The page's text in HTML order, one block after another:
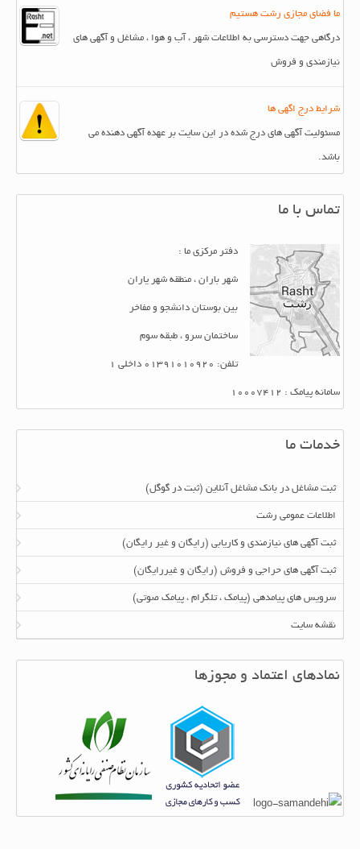
ما فضای مجازی رشت هستیم
درگاهی جهت دسترسی به اطلاعات شهر ، آب و هوا ، مشاغل و آگهی های
نیازمندی و فروش
شرایط درج اگهی ها
مسئولیت آگهی های درج شده در این سایت بر عهده آگهی دهنده می
باشد.
تماس با ما
دفتر مرکزی ما :
شهر باران ، منطقه شهر یاران
بین بوستان دانشجو و مفاخر
ساختمان سرو ، طبقه سوم
تلفن: 01391010920 داخلی 1
سامانه پیامک : 10007412
خدمات ما
ثبت مشاغل در بانک مشاغل آنلاین (ثبت در گوگل)
اطلاعات عمومی رشت
ثبت آگهی های نیازمندی و کاریابی (رایگان و غیر رایگان)
ثبت آگهی های حراجی و فروش (رایگان و غیررایگان)
سرویس های پیامدهی (پیامک ، تلگرام ، پیامک صوتی)
نقشه سایت
نمادهای اعتماد و مجوزها